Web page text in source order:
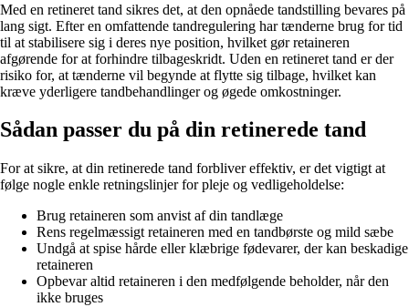
Med en retineret tand sikres det, at den opnåede tandstilling bevares på
lang sigt. Efter en omfattende tandregulering har tænderne brug for tid
til at stabilisere sig i deres nye position, hvilket gør retaineren
afgørende for at forhindre tilbageskridt. Uden en retineret tand er der
risiko for, at tænderne vil begynde at flytte sig tilbage, hvilket kan
kræve yderligere tandbehandlinger og øgede omkostninger.
Sådan passer du på din retinerede tand
For at sikre, at din retinerede tand forbliver effektiv, er det vigtigt at
følge nogle enkle retningslinjer for pleje og vedligeholdelse:
Brug retaineren som anvist af din tandlæge
Rens regelmæssigt retaineren med en tandbørste og mild sæbe
Undgå at spise hårde eller klæbrige fødevarer, der kan beskadige
retaineren
Opbevar altid retaineren i den medfølgende beholder, når den
ikke bruges